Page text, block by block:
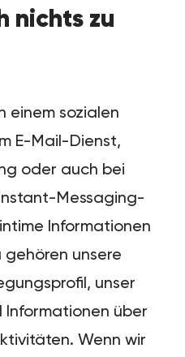
nichts zu
einem sozialen
E-Mail-Dienst,
oder auch bei
Messaging-
Informationen
gehören unsere
unser
Informationen über
Wenn wir